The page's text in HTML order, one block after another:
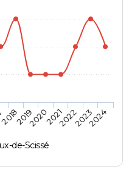
de-Scissé
2018201920202021202220232024